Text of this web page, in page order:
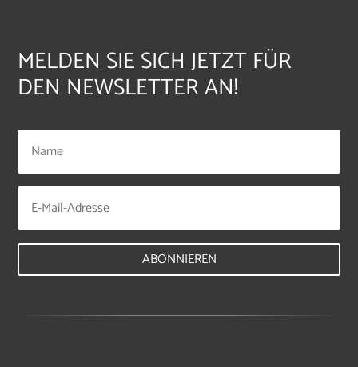
MELDEN SIE SICH JETZT FÜR
DEN NEWSLETTER AN!
ABONNIEREN